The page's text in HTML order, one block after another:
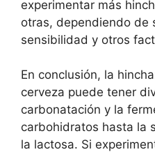
experimentar más
otras, dependiendo de
sensibilidad y otros
En conclusión, la
cerveza puede tener
carbonatación y la
carbohidratos hasta la
la lactosa. Si